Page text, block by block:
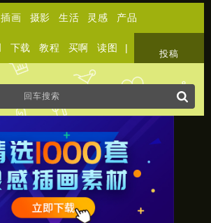
插画 摄影 生活 灵感 产品
下载 教程 买啊 读图 |
投稿